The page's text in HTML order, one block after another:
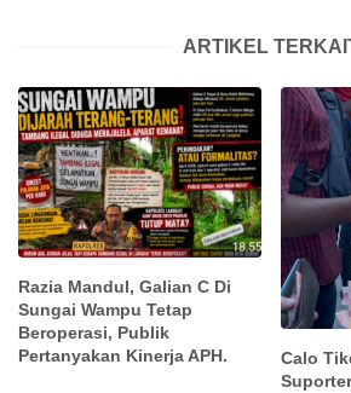
ARTIKEL
Razia Mandul, Galian C Di
Sungai Wampu Tetap
Beroperasi, Publik
Pertanyakan Kinerja APH.
Calo